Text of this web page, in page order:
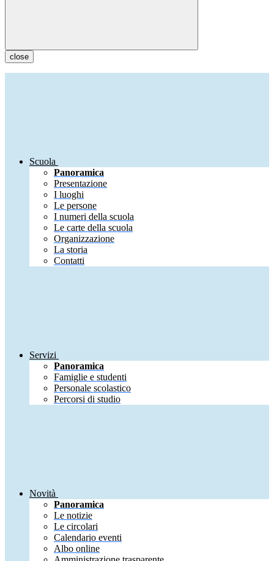
close
Scuola
Panoramica
Presentazione
I luoghi
Le persone
I numeri della scuola
Le carte della scuola
Organizzazione
La storia
Contatti
Servizi
Panoramica
Famiglie e studenti
Personale scolastico
Percorsi di studio
Novità
Panoramica
Le notizie
Le circolari
Calendario eventi
Albo online